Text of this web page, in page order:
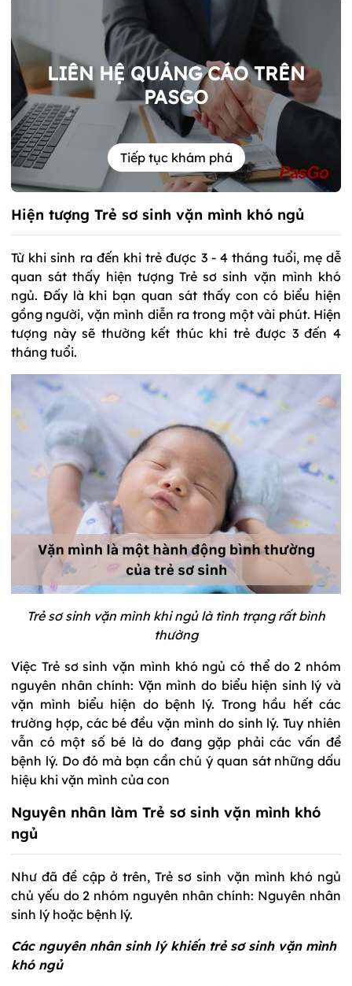
LIÊN HỆ QUẢNG CÁO TRÊN
PASGO
Tiếp tục khám phá
Hiện tượng Trẻ sơ sinh vặn mình khó ngủ
Từ khi sinh ra đến khi trẻ được 3 - 4 tháng tuổi, mẹ dễ
quan sát thấy hiện tượng Trẻ sơ sinh vặn mình khó
ngủ. Đấy là khi bạn quan sát thấy con có biểu hiện
gồng người, vặn mình diễn ra trong một vài phút. Hiện
tượng này sẽ thường kết thúc khi trẻ được 3 đến 4
tháng tuổi.
Trẻ sơ sinh vặn mình khi ngủ là tình trạng rất bình
thường
Việc Trẻ sơ sinh vặn mình khó ngủ có thể do 2 nhóm
nguyên nhân chính: Vặn mình do biểu hiện sinh lý và
vặn mình biểu hiện do bệnh lý. Trong hầu hết các
trường hợp, các bé đều vặn mình do sinh lý. Tuy nhiên
vẫn có một số bé là do đang gặp phải các vấn đề
bệnh lý. Do đó mà bạn cần chú ý quan sát những dấu
hiệu khi vặn mình của con
Nguyên nhân làm Trẻ sơ sinh vặn mình khó
ngủ
Như đã đề cập ở trên, Trẻ sơ sinh vặn mình khó ngủ
chủ yếu do 2 nhóm nguyên nhân chính: Nguyên nhân
sinh lý hoặc bệnh lý.
Các nguyên nhân sinh lý khiến trẻ sơ sinh vặn mình
khó ngủ